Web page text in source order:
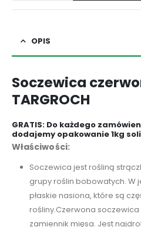
OPIS
Soczewica
TARGROCH
GRATIS: Do każdego
dodajemy opakowanie 1kg
Właściwości:
Soczewica jest rośliną
grupy roślin bobowatych. W
płaskie nasiona, które są
rośliny.Czerwona
zamiennik mięsa. Jest